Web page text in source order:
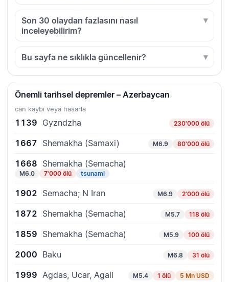
Son 30 olaydan fazlasını nasıl
inceleyebilirim?
Bu sayfa ne sıklıkla güncellenir?
Önemli tarihsel depremler – Azerbaycan
can kaybı veya hasarla
1139 Gyzndzha 230'000 ölü
1667 Shemakha (Samaxi) M6.9 80'000 ölü
1668 Shemakha (Semacha)
M6.0 7'000 ölü tsunami
1902 Semacha; N Iran M6.9 2'000 ölü
1872 Shemakha (Semacha) M5.7 118 ölü
1859 Shemakha (Semacha) M5.9 100 ölü
2000 Baku M6.8 31 ölü
1999 Agdas, Ucar, Agali M5.4 1 ölü 5 Mn USD